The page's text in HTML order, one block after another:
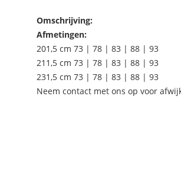
Omschrijving:
Afmetingen:
201,5 cm 73 | 78 | 83 | 88 | 93
211,5 cm 73 | 78 | 83 | 88 | 93
231,5 cm 73 | 78 | 83 | 88 | 93
Neem contact met ons op voor